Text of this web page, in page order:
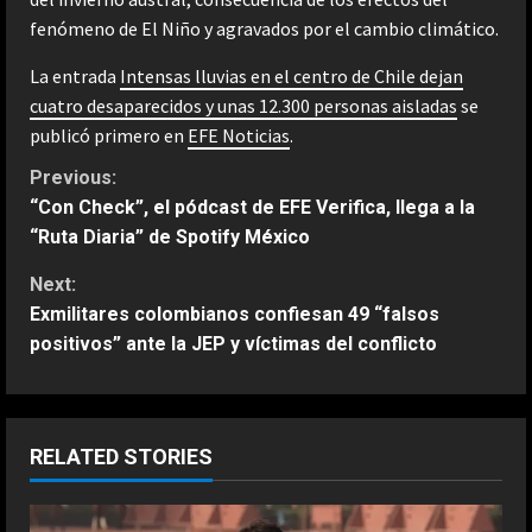
fenómeno de El Niño y agravados por el cambio climático.
La entrada Intensas lluvias en el centro de Chile dejan
cuatro desaparecidos y unas 12.300 personas aisladas se
publicó primero en EFE Noticias.
C
o
n
t
i
u
Previous:
“Con Check”, el pódcast de EFE Verifica, llega a la
“Ruta Diaria” de Spotify México
Next:
Exmilitares colombianos confiesan 49 “falsos
positivos” ante la JEP y víctimas del conflicto
RELATED STORIES